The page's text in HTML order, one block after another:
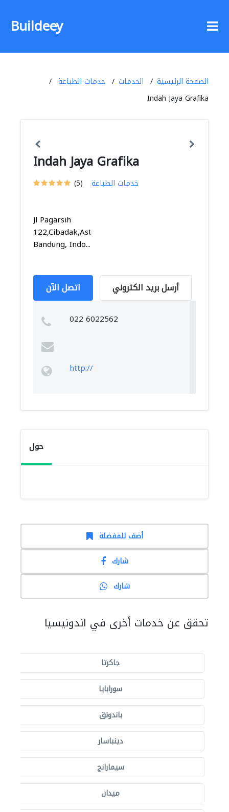
Buildeey
الصفحة الرئيسية الخدمات
خدمات الطباعة
Indah Jaya Grafika
Indah Jaya Grafika
(5) خدمات الطباعة
Jl Pagarsih
122,Cibadak,Astanaanyar,
Bandung, Indo...
اتصل الآن أرسل بريد الكتروني
022 6022562
http://
حول
أضف للمفضلة
شارك
شارك
تحقق عن خدمات أخرى في اندونيسيا
جاكرتا
سورابايا
باندونق
دينباسار
سيمارانج
ميدان